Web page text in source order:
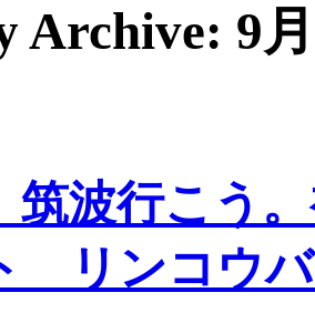
Archive: 9
筑波行こう
リンコウ